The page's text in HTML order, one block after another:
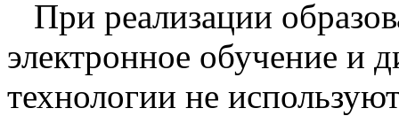
При реализации
электронное обучение и
технологии не